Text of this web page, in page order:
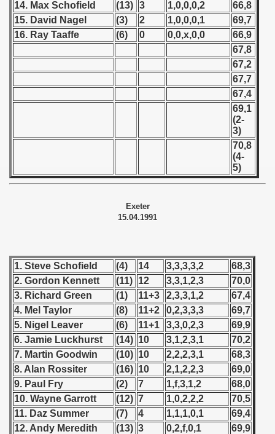
14. Max Schofield
(13) 3 1,0,0,0,2
66,8
15. David Nagel
(3) 2 1,0,0,0,1
69,7
16. Ray Taaffe
(6) 0 0,0,x,0,0
66,9
67,8
67,2
67,7
67,4
69,1
(2-
3)
70,8
(4-
5)
Exeter
15.04.1991
1. Steve Schofield (4) 14 3,3,3,3,2
68,3
2. Gordon Kennett
(11) 12 3,3,1,2,3
70,0
3. Richard Green
(1) 11+3 2,3,3,1,2
67,4
4. Mel Taylor
(8) 11+2 0,2,3,3,3
69,7
5. Nigel Leaver
(6) 11+1 3,3,0,2,3
69,9
6. Jamie Luckhurst
(14) 10 3,1,2,3,1
70,2
7. Martin Goodwin
(10) 10 2,2,2,3,1
68,3
8. Alan Rossiter
(16) 10 2,1,2,2,3
69,0
9. Paul Fry
(2) 7 1,f,3,1,2
68,0
10. Wayne Garrott
(12) 7 1,0,2,2,2
70,5
11. Daz Summer
(7) 4 1,1,1,0,1
69,4
12. Andy Meredith
(13) 3 0,2,f,0,1
69,9
- 1953
- 1958
- 1959
- 1960
- 1961
- 1962
- 1963
- 1964